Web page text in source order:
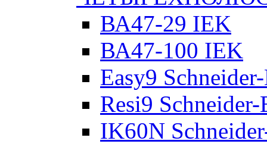
ВА47-29 IEK
ВА47-100 IEK
Easy9
Resi9
IK60N